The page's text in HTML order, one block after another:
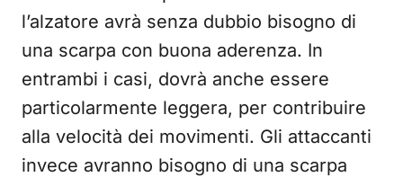
l’alzatore avrà senza dubbio bisogno di
una scarpa con buona aderenza. In
entrambi i casi, dovrà anche essere
particolarmente leggera, per contribuire
alla velocità dei movimenti. Gli attaccanti
invece avranno bisogno di una scarpa